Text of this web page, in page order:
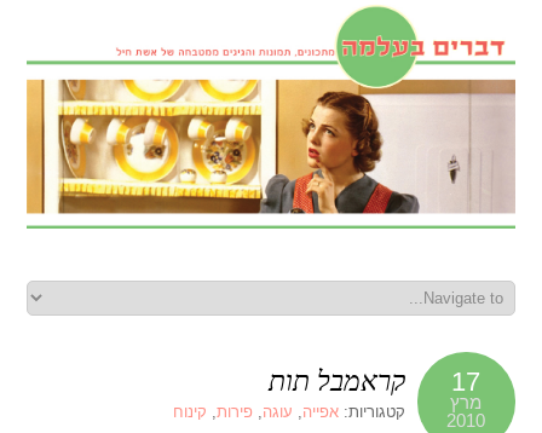
17
מרץ
2010
קראמבל תות
קטגוריות:אפייה, עוגה,פירות, קינוח